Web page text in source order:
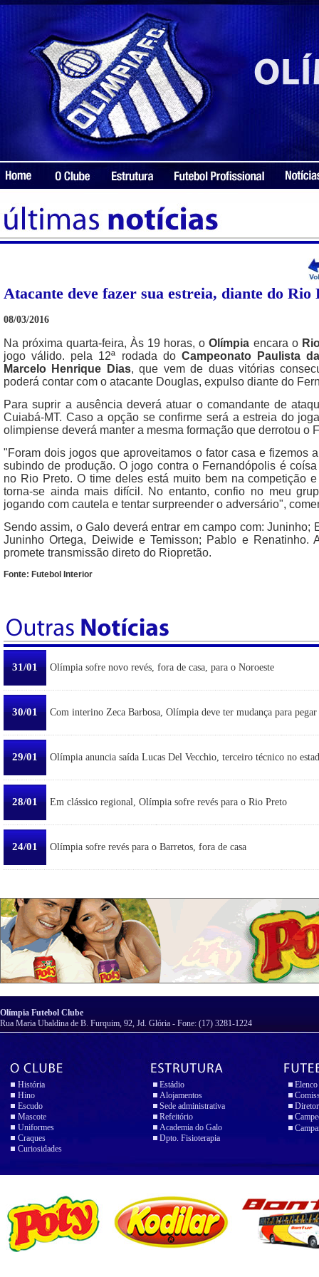
Atacante deve fazer sua estreia, diante do Rio
08/03/2016
Na próxima quarta-feira, Às 19 horas, oOlímpia encara o
jogo válido. pela 12ª rodada do Campeonato Paulista
Marcelo Henrique Dias, que vem de duas vitórias
poderá contar com o atacante Douglas, expulso diante do
Para suprir a ausência deverá atuar o comandante de
Cuiabá-MT. Caso a opção se confirme será a estreia do
olimpiense deverá manter a mesma formação que derrotou o
"Foram dois jogos que aproveitamos o fator casa e fizemos
subindo de produção. O jogo contra o Fernandópolis é
no Rio Preto. O time deles está muito bem na competição
torna-se ainda mais difícil. No entanto, confio no meu
jogando com cautela e tentar surpreender o adversário",
Sendo assim, o Galo deverá entrar em campo com: Juninho;
Juninho Ortega, Deiwide e Temisson; Pablo e Renatinho.
promete transmissão direto do Riopretão.
Fonte: Futebol Interior
31/01 Olímpia sofre novo revés, fora de casa, para o Noroeste
30/01 Com interino Zeca Barbosa, Olímpia deve ter mudança para pegar
29/01 Olímpia anuncia saída Lucas Del Vecchio, terceiro técnico no
28/01 Em clássico regional, Olímpia sofre revés para o Rio Preto
24/01 Olímpia sofre revés para o Barretos, fora de casa
Olímpia Futebol Clube
Rua Maria Ubaldina de B. Furquim, 92, Jd. Glória - Fone: (17) 3281-1224
História
Hino
Escudo
Mascote
Uniformes
Craques
Curiosidades
Estádio
Alojamentos
Sede administrativa
Refeitório
Academia do Galo
Dpto. Fisioterapia
Elenco